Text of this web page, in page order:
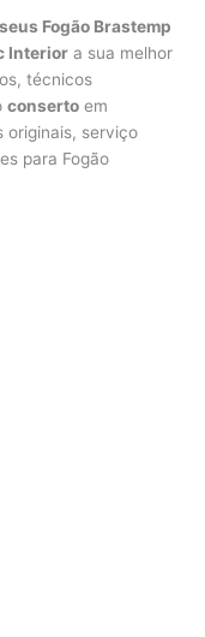
Fogão Brastemp
Interior a sua melhor
técnicos
conserto em
originais, serviço
para Fogão